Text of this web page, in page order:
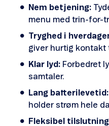
Nem betjening:
menu med trin-for-
Tryghed i
giver hurtig kontakt
Klar lyd: Forbedret
samtaler.
Lang batterilevetid:
holder strøm hele
Fleksibel